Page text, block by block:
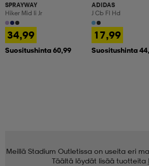
SPRAYWAY
Hiker Mid Ii Jr
34,99
Suositushinta 60,99
ADIDAS
J Cb Fl Hd
17,99
Suositushinta
Meillä Stadium Outletissa on useita eri
Täältä löydät lisää tuotteita